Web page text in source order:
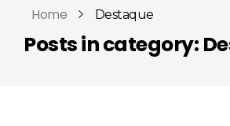
Home Destaque
Posts in category: